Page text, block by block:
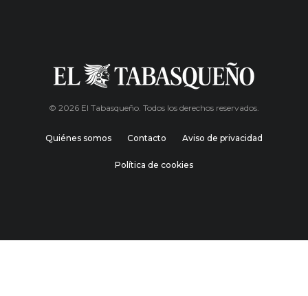
© 2026 El Tabasqueño. Todos los derechos reservados.
Quiénes somos Contacto Aviso de privacidad
Política de cookies